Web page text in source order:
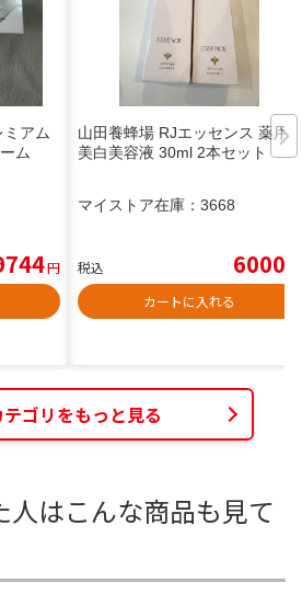
アム
ム
円
山田養蜂場 RJエッセンス 薬用
美白美容液 30ml 2本セット
マイストア在庫： 3668
税込 6000
カートに入れる
テゴリをもっと見る
人はこんな商品も見て